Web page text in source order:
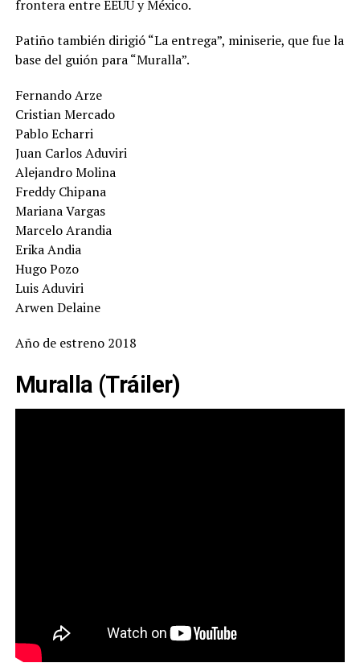
frontera entre EEUU y México.
Patiño también dirigió “La entrega”, miniserie, que fue la
base del guión para “Muralla”.
Fernando Arze
Cristian Mercado
Pablo Echarri
Juan Carlos Aduviri
Alejandro Molina
Freddy Chipana
Mariana Vargas
Marcelo Arandia
Erika Andia
Hugo Pozo
Luis Aduviri
Arwen Delaine
Año de estreno 2018
Muralla (Tráiler)